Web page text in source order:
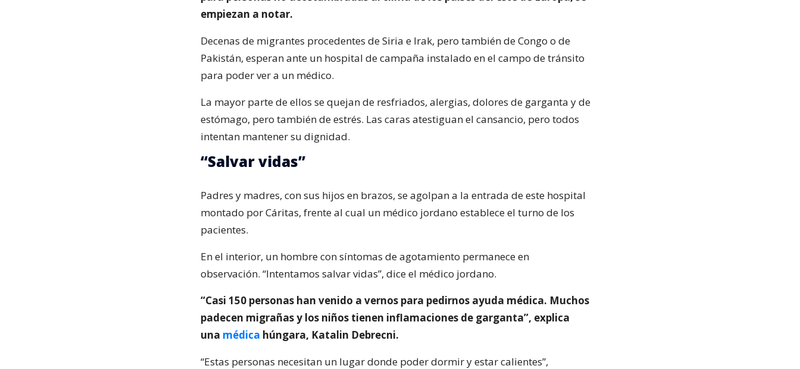
empiezan a notar.
Decenas de migrantes procedentes de Siria e Irak, pero también de Congo o de
Pakistán, esperan ante un hospital de campaña instalado en el campo de tránsito
para poder ver a un médico.
La mayor parte de ellos se quejan de resfriados, alergias, dolores de garganta y de
estómago, pero también de estrés. Las caras atestiguan el cansancio, pero todos
intentan mantener su dignidad.
“Salvar vidas”
Padres y madres, con sus hijos en brazos, se agolpan a la entrada de este hospital
montado por Cáritas, frente al cual un médico jordano establece el turno de los
pacientes.
En el interior, un hombre con síntomas de agotamiento permanece en
observación. “Intentamos salvar vidas”, dice el médico jordano.
“Casi 150 personas han venido a vernos para pedirnos ayuda médica. Muchos
padecen migrañas y los niños tienen inflamaciones de garganta”, explica
una médica húngara, Katalin Debrecni.
“Estas personas necesitan un lugar donde poder dormir y estar calientes”,